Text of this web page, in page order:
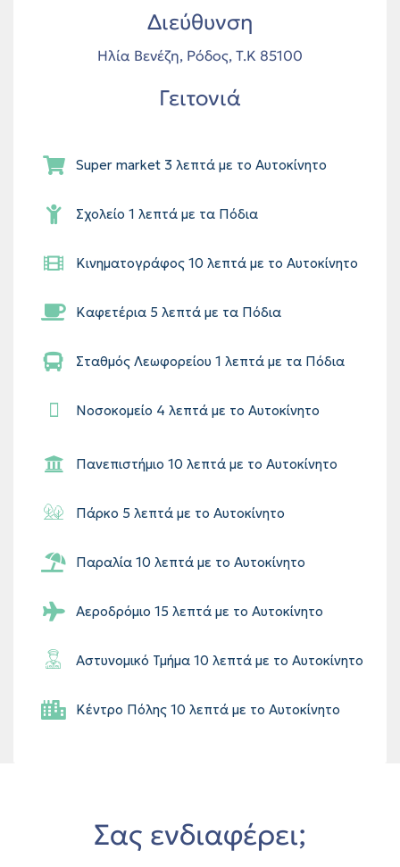
Διεύθυνση
Ηλία Βενέζη, Ρόδος, Τ.Κ 85100
Γειτονιά
Super market 3 λεπτά με το Αυτοκίνητο
Σχολείο 1 λεπτά με τα Πόδια
Κινηματογράφος 10 λεπτά με το Αυτοκίνητο
Καφετέρια 5 λεπτά με τα Πόδια
Σταθμός Λεωφορείου 1 λεπτά με τα Πόδια
Νοσοκομείο 4 λεπτά με το Αυτοκίνητο
Πανεπιστήμιο 10 λεπτά με το Αυτοκίνητο
Πάρκο 5 λεπτά με το Αυτοκίνητο
Παραλία 10 λεπτά με το Αυτοκίνητο
Αεροδρόμιο 15 λεπτά με το Αυτοκίνητο
Αστυνομικό Τμήμα 10 λεπτά με το Αυτοκίνητο
Κέντρο Πόλης 10 λεπτά με το Αυτοκίνητο
Σας ενδιαφέρει;